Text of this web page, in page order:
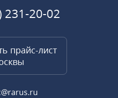
231-20-02
прайс-лист